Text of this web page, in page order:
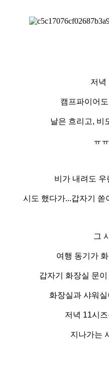
저녁
캠프파이어
날은 흐리고, 비
ㅠ
비가 내려도
시도 했다가...갑자기 쏟
그
여행 동기가
갑자기 화장실 문
화장실과 샤워
저녁 11시
지나가는